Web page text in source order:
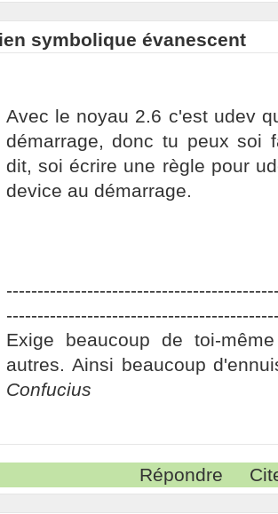
symbolique évanescent
Avec le noyau 2.6 c'est udev
démarrage, donc tu peux soi
dit, soi écrire une règle pour
device au démarrage.
Exige beaucoup de toi-
autres. Ainsi beaucoup
Confucius
Répondre